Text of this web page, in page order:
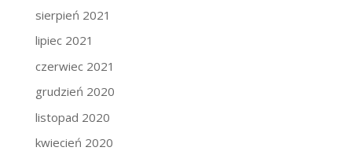
sierpień 2021
lipiec 2021
czerwiec 2021
grudzień 2020
listopad 2020
kwiecień 2020